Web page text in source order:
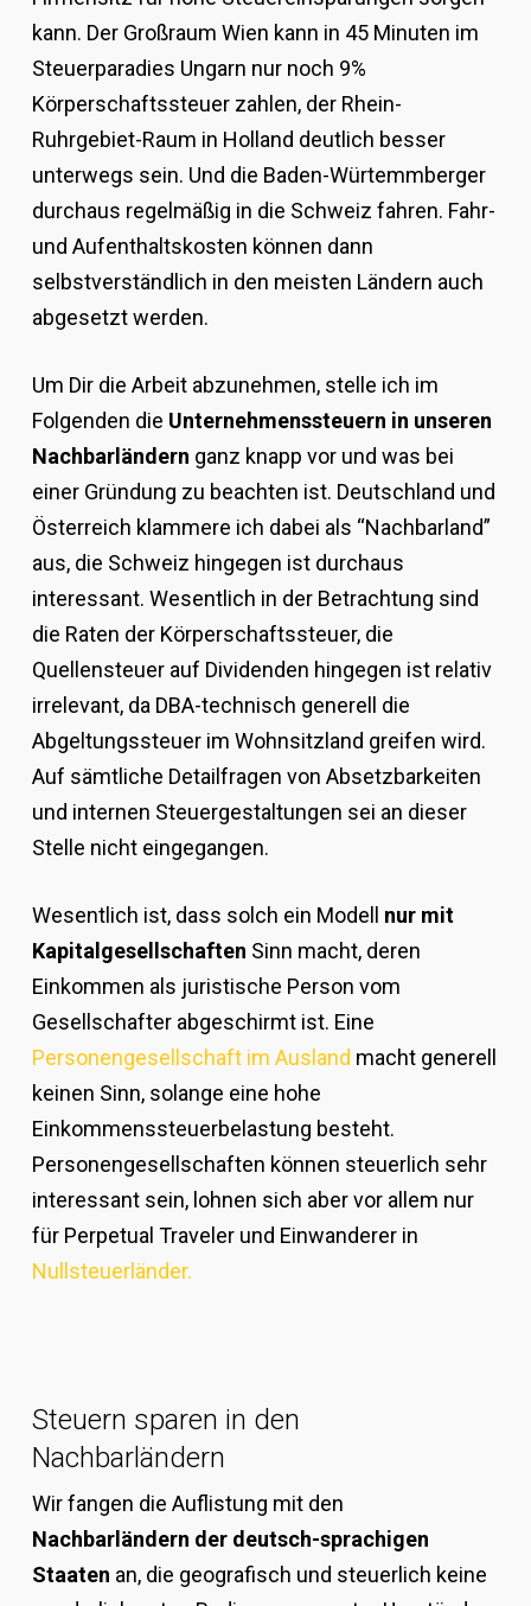
kann. Der Großraum Wien kann in 45 Minuten im
Steuerparadies Ungarn nur noch 9%
Körperschaftssteuer zahlen, der Rhein-
Ruhrgebiet-Raum in Holland deutlich besser
unterwegs sein. Und die Baden-Würtemmberger
durchaus regelmäßig in die Schweiz fahren. Fahr-
und Aufenthaltskosten können dann
selbstverständlich in den meisten Ländern auch
abgesetzt werden.
Um Dir die Arbeit abzunehmen, stelle ich im
Folgenden die Unternehmenssteuern in unseren
Nachbarländern ganz knapp vor und was bei
einer Gründung zu beachten ist. Deutschland und
Österreich klammere ich dabei als “Nachbarland”
aus, die Schweiz hingegen ist durchaus
interessant. Wesentlich in der Betrachtung sind
die Raten der Körperschaftssteuer, die
Quellensteuer auf Dividenden hingegen ist relativ
irrelevant, da DBA-technisch generell die
Abgeltungssteuer im Wohnsitzland greifen wird.
Auf sämtliche Detailfragen von Absetzbarkeiten
und internen Steuergestaltungen sei an dieser
Stelle nicht eingegangen.
Wesentlich ist, dass solch ein Modell nur mit
Kapitalgesellschaften Sinn macht, deren
Einkommen als juristische Person vom
Gesellschafter abgeschirmt ist. Eine
Personengesellschaft im Ausland macht generell
keinen Sinn, solange eine hohe
Einkommenssteuerbelastung besteht.
Personengesellschaften können steuerlich sehr
interessant sein, lohnen sich aber vor allem nur
für Perpetual Traveler und Einwanderer in
Nullsteuerländer.
Steuern sparen in den
Nachbarländern
Wir fangen die Auflistung mit den
Nachbarländern der deutsch-sprachigen
Staaten an, die geografisch und steuerlich keine